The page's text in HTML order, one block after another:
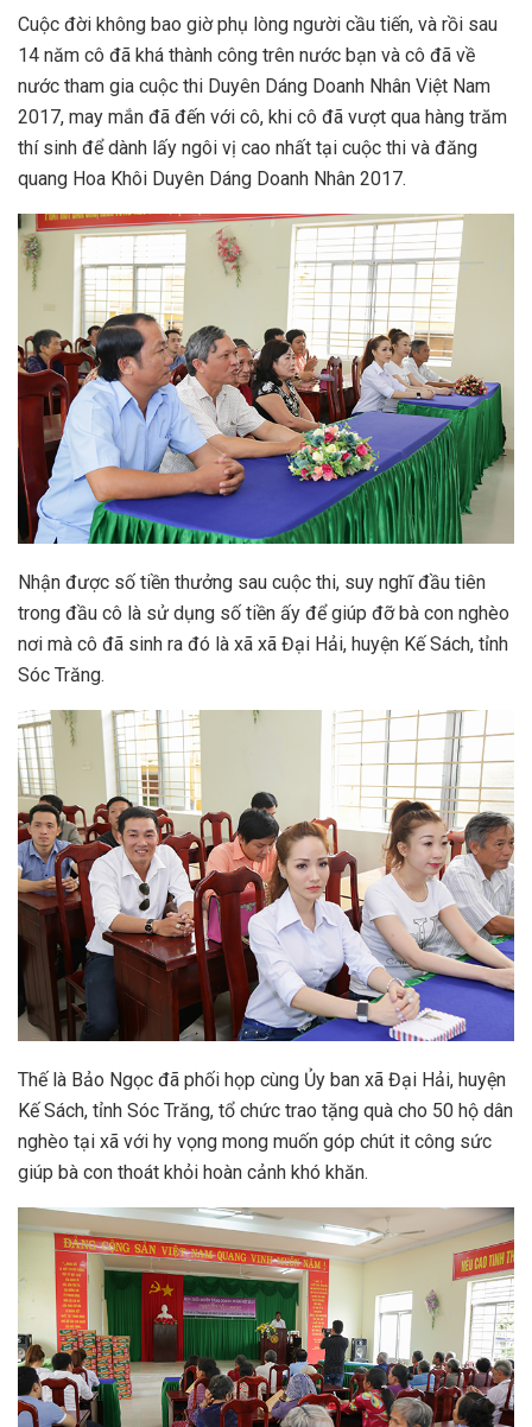
Cuộc đời không bao giờ phụ lòng người cầu tiến, và rồi sau
14 năm cô đã khá thành công trên nước bạn và cô đã về
nước tham gia cuộc thi Duyên Dáng Doanh Nhân Việt Nam
2017, may mắn đã đến với cô, khi cô đã vượt qua hàng trăm
thí sinh để dành lấy ngôi vị cao nhất tại cuộc thi và đăng
quang Hoa Khôi Duyên Dáng Doanh Nhân 2017.
Nhận được số tiền thưởng sau cuộc thi, suy nghĩ đầu tiên
trong đầu cô là sử dụng số tiền ấy để giúp đỡ bà con nghèo
nơi mà cô đã sinh ra đó là xã xã Đại Hải, huyện Kế Sách, tỉnh
Sóc Trăng.
Thế là Bảo Ngọc đã phối họp cùng Ủy ban xã Đại Hải, huyện
Kế Sách, tỉnh Sóc Trăng, tổ chức trao tặng quà cho 50 hộ dân
nghèo tại xã với hy vọng mong muốn góp chút it công sức
giúp bà con thoát khỏi hoàn cảnh khó khăn.